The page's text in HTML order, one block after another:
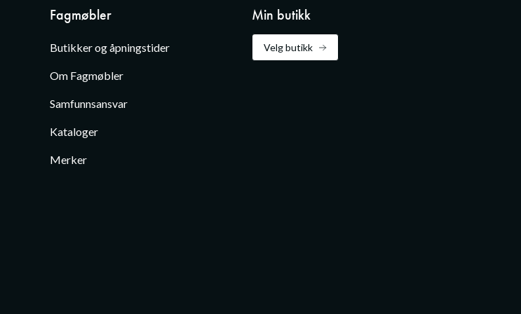
Fagmøbler
Butikker og åpningstider
Om Fagmøbler
Samfunnsansvar
Kataloger
Merker
Min butikk
Velg butikk